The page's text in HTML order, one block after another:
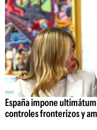
España impone
controles fronterizos y